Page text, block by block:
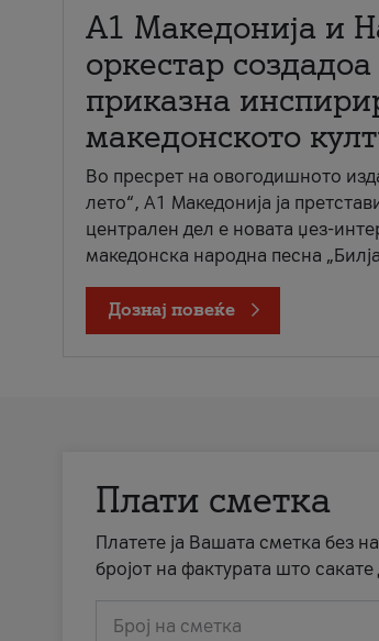
А1 Македонија и
оркестар
приказна
македонското
Во пресрет на овогодишното
лето“, А1 Македонија ја
централен дел е новата џез-
македонска народна песна
Дознај повеќе
Плати сметка
Платете ја Вашата сметка без
бројот на фактурата што сакате
Број на сметка